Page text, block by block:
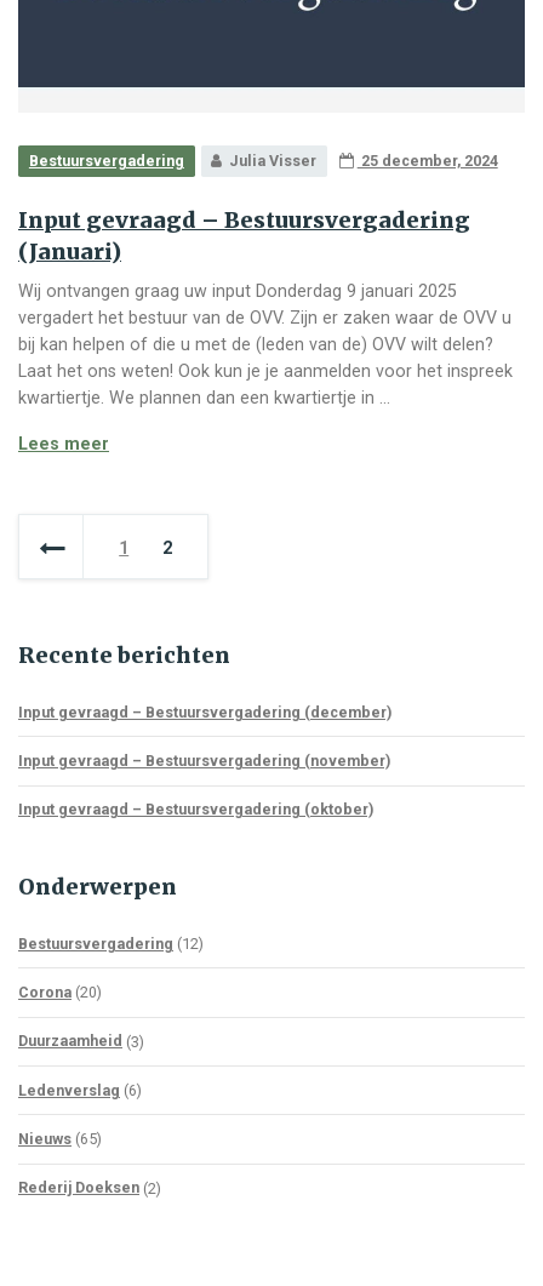
Bestuursvergadering Julia Visser 25 december, 2024
Input gevraagd – Bestuursvergadering
(Januari)
Wij ontvangen graag uw input Donderdag 9 januari 2025
vergadert het bestuur van de OVV. Zijn er zaken waar de OVV u
bij kan helpen of die u met de (leden van de) OVV wilt delen?
Laat het ons weten! Ook kun je je aanmelden voor het inspreek
kwartiertje. We plannen dan een kwartiertje in …
Lees meer
Berichten paginering
1 2
Recente berichten
Input gevraagd – Bestuursvergadering (december)
Input gevraagd – Bestuursvergadering (november)
Input gevraagd – Bestuursvergadering (oktober)
Onderwerpen
Bestuursvergadering (12)
Corona (20)
Duurzaamheid (3)
Ledenverslag (6)
Nieuws (65)
Rederij Doeksen (2)